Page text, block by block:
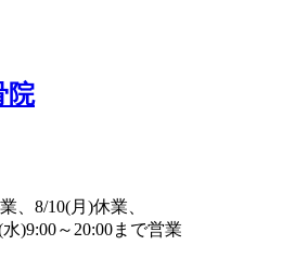
、8/10(月)休業、
)9:00～20:00まで営業